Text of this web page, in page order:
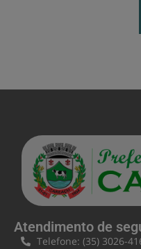
Atendimento de
Telefone: (35) 3026-